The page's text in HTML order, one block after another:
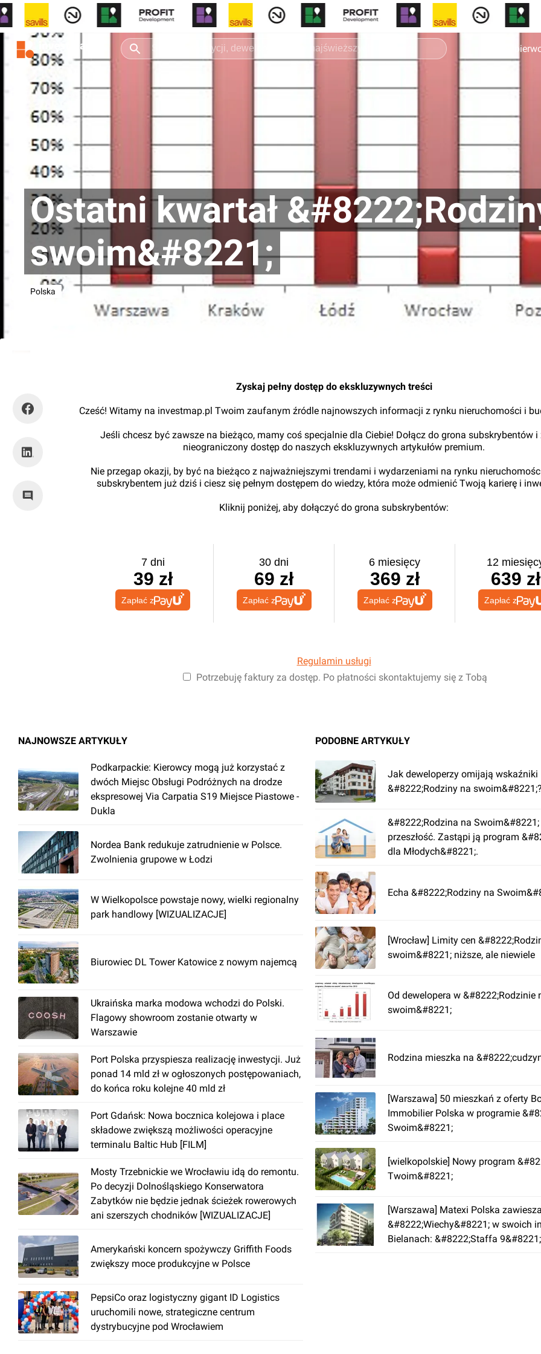
Rynek
Ostatni kwartał
swoim&#8221;
Polska
Zyskaj pełny dostęp do ekskluzywnych treści
Cześć! Witamy na investmap.pl Twoim zaufanym źródle najnowszych informacji z rynku nieruchomości i
Jeśli chcesz być zawsze na bieżąco, mamy coś specjalnie dla Ciebie! Dołącz do grona subskrybentów i
nieograniczony dostęp do naszych ekskluzywnych artykułów premium.
Nie przegap okazji, by być na bieżąco z najważniejszymi trendami i wydarzeniami na rynku
subskrybentem już dziś i ciesz się pełnym dostępem do wiedzy, która może odmienić Twoją karierę i
Kliknij poniżej, aby dołączyć do grona subskrybentów:
7 dni
39 zł
Zapłać z
30 dni
69 zł
Zapłać z
6 miesięcy
369 zł
Zapłać z
12
639 zł
Zapłać z
Regulamin usługi
Potrzebuję faktury za dostęp. Po płatności skontaktujemy się z Tobą
NAJNOWSZE ARTYKUŁY
Podkarpackie: Kierowcy mogą już korzystać z
dwóch Miejsc Obsługi Podróżnych na drodze
ekspresowej Via Carpatia S19 Miejsce Piastowe -
Dukla
Nordea Bank redukuje zatrudnienie w Polsce.
Zwolnienia grupowe w Łodzi
W Wielkopolsce powstaje nowy, wielki regionalny
park handlowy [WIZUALIZACJE]
Biurowiec DL Tower Katowice z nowym najemcą
Ukraińska marka modowa wchodzi do Polski.
Flagowy showroom zostanie otwarty w
Warszawie
Port Polska przyspiesza realizację inwestycji. Już
ponad 14 mld zł w ogłoszonych postępowaniach,
do końca roku kolejne 40 mld zł
Port Gdańsk: Nowa bocznica kolejowa i place
składowe zwiększą możliwości operacyjne
terminalu Baltic Hub [FILM]
Mosty Trzebnickie we Wrocławiu idą do remontu.
Po decyzji Dolnośląskiego Konserwatora
Zabytków nie będzie jednak ścieżek rowerowych
ani szerszych chodników [WIZUALIZACJE]
Amerykański koncern spożywczy Griffith Foods
zwiększy moce produkcyjne w Polsce
PepsiCo oraz logistyczny gigant ID Logistics
uruchomili nowe, strategiczne centrum
dystrybucyjne pod Wrocławiem
PODOBNE ARTYKUŁY
Jak deweloperzy omijają wskaźniki
&#8222;Rodziny na
&#8222;Rodzina na
przeszłość. Zastąpi ją program
dla Młodych&#8221;.
Echa &#8222;Rodziny na
[Wrocław] Limity cen
swoim&#8221; niższe, ale niewiele
Od dewelopera w &#8222;Rodzinie
swoim&#8221;
Rodzina mieszka na
[Warszawa] 50 mieszkań z oferty
Immobilier Polska w programie
Swoim&#8221;
[wielkopolskie] Nowy program
Twoim&#8221;
[Warszawa] Matexi Polska
&#8222;Wiechy&#8221; w swoich
Bielanach: &#8222;Staffa